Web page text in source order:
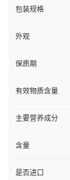
包装规格
外观
保质期
有效物质含量
主要营养成分
含量
是否进口